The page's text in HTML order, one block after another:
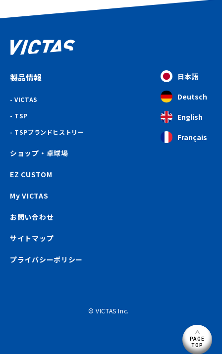
製品情報
VICTAS
TSP
TSPブランドヒストリー
ショップ・卓球場
EZ CUSTOM
My VICTAS
お問い合わせ
サイトマップ
プライバシーポリシー
日本語
Deutsch
English
Français
© VICTAS Inc.
PAGE
TOP